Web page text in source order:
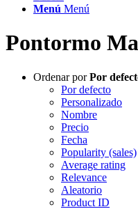
Menú Menú
Pontormo
Ordenar porPor
Por defecto
Personalizado
Nombre
Precio
Fecha
Popularity (sales)
Average rating
Relevance
Aleatorio
Product ID